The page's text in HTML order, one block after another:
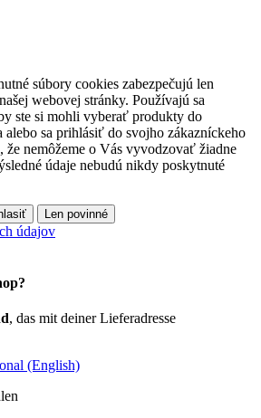
súbory cookies zabezpečujú len
webovej stránky. Používajú sa
ste si mohli vyberať produkty do
alebo sa prihlásiť do svojho zákazníckeho
že nemôžeme o Vás vyvodzovať žiadne
údaje nebudú nikdy poskytnuté
Len povinné
údajov
, das mit deiner Lieferadresse
(English)